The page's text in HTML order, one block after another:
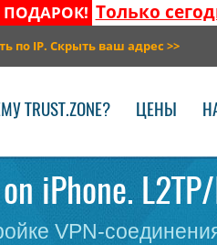
ПОДАРОК! Только
по IP. Скрыть ваш адрес >>
TRUST.ZONE? ЦЕНЫ
iPhone.
VPN-